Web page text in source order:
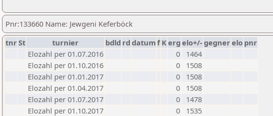
Pnr:133660 Name: Jewgeni Keferböck
tnrSt turnier bdld rd datumf Kerg elo+/-gegnerelo pnr
Elozahl per 01.07.2016
0
1464
Elozahl per 01.10.2016
0
1508
Elozahl per 01.01.2017
0
1508
Elozahl per 01.04.2017
0
1508
Elozahl per 01.07.2017
0
1478
Elozahl per 01.10.2017
0
1535